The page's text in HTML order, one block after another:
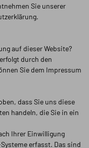
Sie unserer
auf dieser Website?
durch den
Sie dem Impressum
dass Sie uns diese
handeln, die Sie in ein
Ihrer Einwilligung
erfasst. Das sind